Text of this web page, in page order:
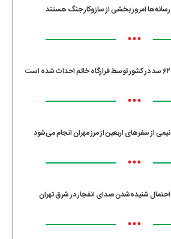
رسانه‌ها امروز بخشی از سازوکار جنگ هستند
•••
۶۲ سد در کشور توسط قرارگاه خاتم احداث شده است
•••
نیمی از سفرهای اربعین از مرز مهران انجام می‌شود
•••
احتمال شنیده‌شدن صدای انفجار در شرق تهران
•••